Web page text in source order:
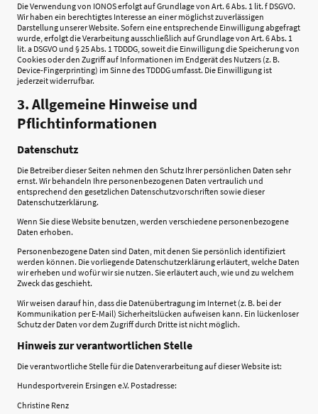
Die Verwendung von IONOS erfolgt auf Grundlage von Art. 6 Abs. 1 lit. f DSGVO.
Wir haben ein berechtigtes Interesse an einer möglichst zuverlässigen
Darstellung unserer Website. Sofern eine entsprechende Einwilligung abgefragt
wurde, erfolgt die Verarbeitung ausschließlich auf Grundlage von Art. 6 Abs. 1
lit. a DSGVO und § 25 Abs. 1 TDDDG, soweit die Einwilligung die Speicherung von
Cookies oder den Zugriff auf Informationen im Endgerät des Nutzers (z. B.
Device-Fingerprinting) im Sinne des TDDDG umfasst. Die Einwilligung ist
jederzeit widerrufbar.
3. Allgemeine Hinweise und
Pflichtinformationen
Datenschutz
Die Betreiber dieser Seiten nehmen den Schutz Ihrer persönlichen Daten sehr
ernst. Wir behandeln Ihre personenbezogenen Daten vertraulich und
entsprechend den gesetzlichen Datenschutzvorschriften sowie dieser
Datenschutzerklärung.
Wenn Sie diese Website benutzen, werden verschiedene personenbezogene
Daten erhoben.
Personenbezogene Daten sind Daten, mit denen Sie persönlich identifiziert
werden können. Die vorliegende Datenschutzerklärung erläutert, welche Daten
wir erheben und wofür wir sie nutzen. Sie erläutert auch, wie und zu welchem
Zweck das geschieht.
Wir weisen darauf hin, dass die Datenübertragung im Internet (z. B. bei der
Kommunikation per E-Mail) Sicherheitslücken aufweisen kann. Ein lückenloser
Schutz der Daten vor dem Zugriff durch Dritte ist nicht möglich.
Hinweis zur verantwortlichen Stelle
Die verantwortliche Stelle für die Datenverarbeitung auf dieser Website ist:
Hundesportverein Ersingen e.V. Postadresse:
Christine Renz